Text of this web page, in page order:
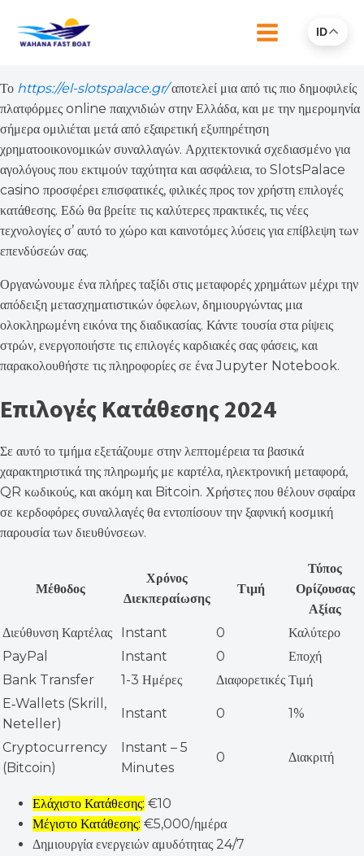
ID
Το https://el-slotspalace.gr/αποτελεί μια από τις πιο δημοφιλείς
πλατφόρμες online παιχνιδιών στην Ελλάδα, και με την ημερομηνία
σήμερα ομιλιέται μετά από εξαιρετική εξυπηρέτηση
χρηματοοικονομικών συναλλαγών. Αρχιτεκτονικά σχεδιασμένο για
αγολόγους που εκτιμούν ταχύτητα και ασφάλεια, το SlotsPalace
casino προσφέρει επισφατικές, φιλικές προς τον χρήστη επιλογές
κατάθεσης. Εδώ θα βρείτε τις καλύτερες πρακτικές, τις νέες
τεχνολογίες σ’ αυτό το χώρο και καινοτόμες λύσεις για επίβλεψη των
επενδύσεών σας.
Οργανώνουμε ένα πλήρες ταξίδι στις μεταφορές χρημάτων μέχρι την
απόδειξη μετασχηματιστικών όφελων, δημιουργώντας μια
ολοκληρωμένη εικόνα της διαδικασίας. Κάντε τουσία στα ρίψεις
στρών, ενεργοποιήστε τις επιλογές καρδιακές σας φάσεις, και
παρακολουθήστε τις πληροφορίες σε ένα Jupyter Notebook.
Επιλογές Κατάθεσης 2024
Σε αυτό το τμήμα εξετάζουμε στην λεπτομέρεια τα βασικά
χαρακτηριστικά της πληρωμής με καρτέλα, ηλεκτρονική μεταφορά,
QR κωδικούς, και ακόμη και Bitcoin. Χρήστες που θέλουν σφαίρα
σε κερδοφόρες συναλλαγές θα εντοπίσουν την ξαφνική κοσμική
παρουσία των διευθύνσεων.
Μέθοδος
Χρόνος
Διεκπεραίωσης
Τιμή
Τύπος
Ορίζουσας
Αξίας
Διεύθυνση Καρτέλας
Instant 0
Καλύτερο
PayPal
Instant 0
Εποχή
Bank Transfer
1-3 Ημέρες Διαφορετικές Τιμή
E‑Wallets (Skrill,
Neteller)
Instant 0 1%
Cryptocurrency
(Bitcoin)
Instant – 5
Minutes
0 Διακριτή
Ελάχιστο Κατάθεσης: €10
Μέγιστο Κατάθεσης: €5,000/ημέρα
Δημιουργία ενεργειών αμυδότητας 24/7